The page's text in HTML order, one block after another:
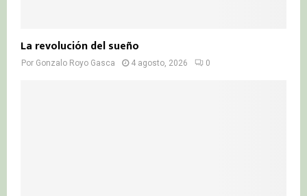
La revolución del sueño
Por Gonzalo Royo Gasca 4 agosto, 2026 0